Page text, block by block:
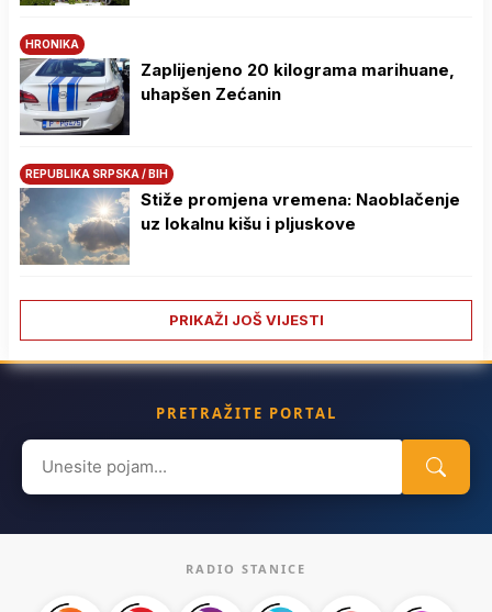
HRONIKA
Zaplijenjeno 20 kilograma marihuane,
uhapšen Zećanin
REPUBLIKA SRPSKA / BIH
Stiže promjena vremena: Naoblačenje
uz lokalnu kišu i pljuskove
PRIKAŽI JOŠ VIJESTI
PRETRAŽITE PORTAL
Search
for:
RADIO STANICE